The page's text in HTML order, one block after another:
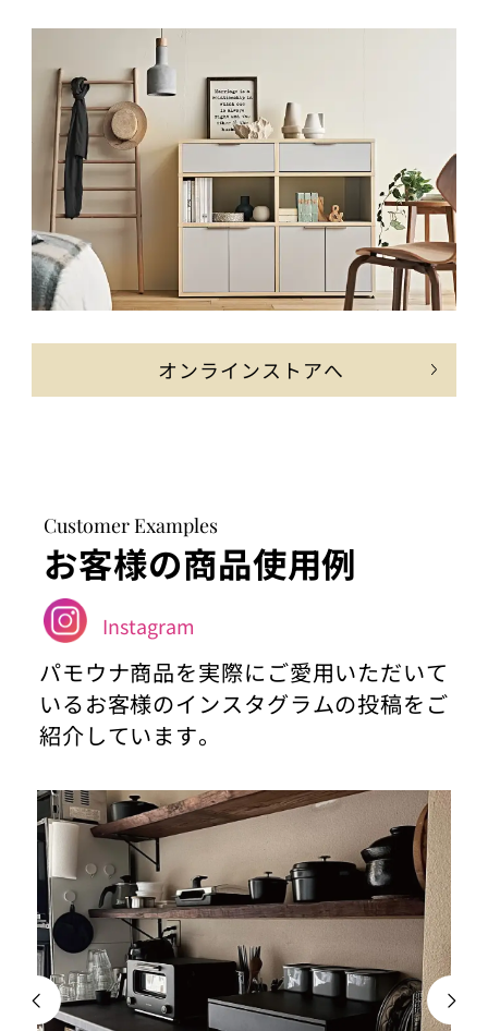
オンラインストアへ
Customer Examples
お客様の商品使用例
Instagram
パモウナ商品を実際にご愛用いただいて
いるお客様のインスタグラムの投稿をご
紹介しています。